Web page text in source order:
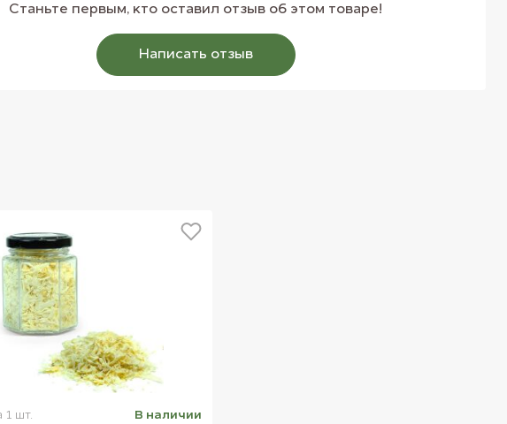
Станьте первым, кто оставил отзыв об этом товаре!
Написать отзыв
1 шт.
В наличии